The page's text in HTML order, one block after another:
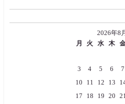
2026年8
月
火 水 木
3
4 5 6 7
10
11 12 13
17
18 19 20 21